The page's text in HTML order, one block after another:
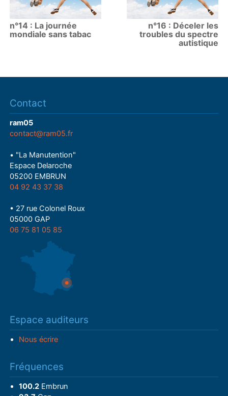
n°14 : La journée
mondiale sans tabac
n°16 : Déceler les
troubles du spectre
autistique
Contact
ram05
contact@ram05.fr
• "La Manutention"
Espace Delaroche
05200 EMBRUN
04 92 43 37 38
• 27 rue Colonel Roux
05000 GAP
06 75 81 05 85
Espace auditeurs
Nous écrire
Fréquences
100.2Embrun